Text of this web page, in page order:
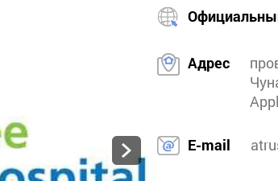
Адрес
E-mail